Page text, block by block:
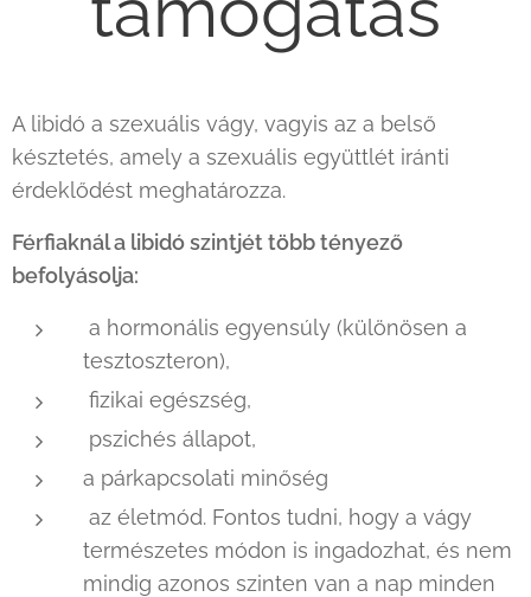
A libidó a szexuális vágy, vagyis az a belső
késztetés, amely a szexuális együttlét iránti
érdeklődést meghatározza.
Férfiaknál a libidó szintjét több tényező
befolyásolja:
a hormonális egyensúly (különösen a
tesztoszteron),
fizikai egészség,
pszichés állapot,
a párkapcsolati minőség
az életmód. Fontos tudni, hogy a vágy
természetes módon is ingadozhat, és nem
mindig azonos szinten van a nap minden